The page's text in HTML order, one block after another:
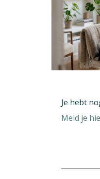
Je hebt
Meld je